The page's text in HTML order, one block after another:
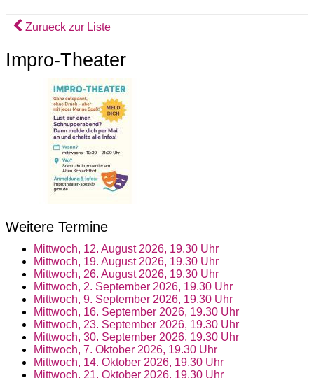
Zurueck zur Liste
Impro-Theater
Weitere Termine
Mittwoch, 12. August 2026, 19.30 Uhr
Mittwoch, 19. August 2026, 19.30 Uhr
Mittwoch, 26. August 2026, 19.30 Uhr
Mittwoch, 2. September 2026, 19.30 Uhr
Mittwoch, 9. September 2026, 19.30 Uhr
Mittwoch, 16. September 2026, 19.30 Uhr
Mittwoch, 23. September 2026, 19.30 Uhr
Mittwoch, 30. September 2026, 19.30 Uhr
Mittwoch, 7. Oktober 2026, 19.30 Uhr
Mittwoch, 14. Oktober 2026, 19.30 Uhr
Mittwoch, 21. Oktober 2026, 19.30 Uhr